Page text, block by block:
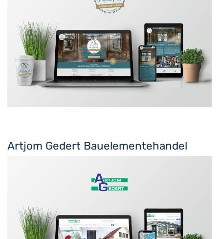
Artjom Gedert Bauelementehandel